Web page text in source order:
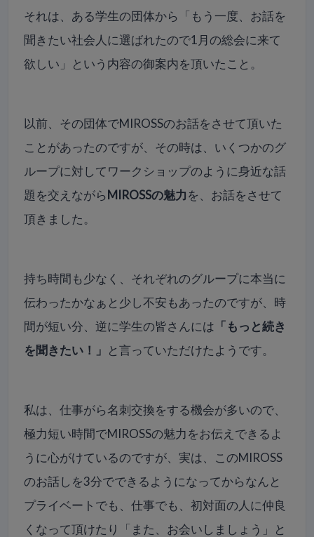
それは、ある学生の団体から「もう一度、
お話を
聞きたい社会人に選ばれたので1月の総会に来て
欲しい」という内容の御案内を頂いたこと。
以前、 その団体でMIROSSのお話をさせて頂いた
ことがあったのですが、その時は、いくつかのグ
ループに対してワークショップのように身近な話
題を交えながらMIROSSの魅力を、
お話をさせて
頂きました。
持ち時間も少なく、それぞれのグループに本当に
伝わったかなぁと少し不安もあったのですが、時
間が短い分、逆に学生の皆さんには 「もっと続き
を聞きたい！」 と言っていただけたようです。
私は、仕事がら名刺交換をする機会が多いので、
極力短い時間でMIROSSの魅力をお伝えできるよ
うに心がけているのですが、実は、このMIROSS
のお話しを3分でできるようになってからなんと
プライベートでも、仕事でも、 初対面の人に仲良
くなって頂けたり「また、お会いしましょう」
と